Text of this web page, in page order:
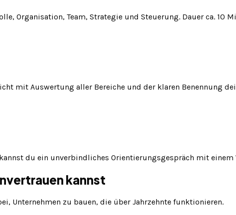
Organisation, Team, Strategie und Steuerung. Dauer ca. 10
mit Auswertung aller Bereiche und der klaren Benennung
du ein unverbindliches Orientierungsgespräch mit einem
kannst
Unternehmen zu bauen, die über Jahrzehnte funktionieren.